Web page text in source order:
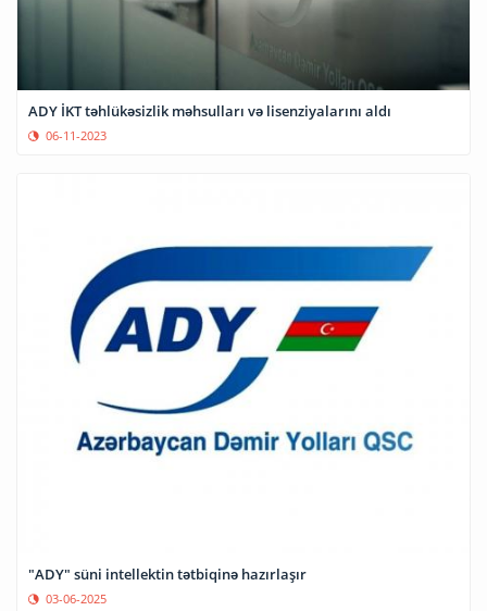
ADY İKT təhlükəsizlik məhsulları və lisenziyalarını aldı
06-11-2023
"ADY" süni intellektin tətbiqinə hazırlaşır
03-06-2025